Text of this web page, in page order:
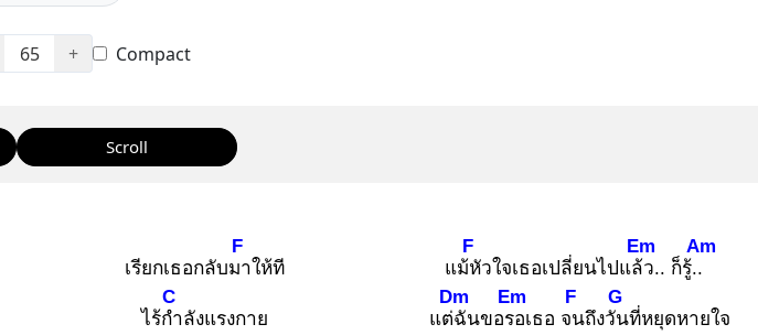
65 + Compact
Scroll
เรียกเธอกลับมา
F
ให้ที
ไร้กำ
C
ลังแรงกาย
แม้หั
F
วใจเธอเปลี่ยนไปแล้ว
Em
.. ก็รู้..
Am
แต่ฉั
Dm
นขอรอ
Em
เธอ จน
F
ถึงวัน
G
ที่หยุดหายใจ